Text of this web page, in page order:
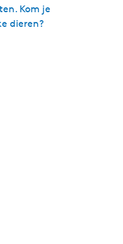
Kom je
dieren?